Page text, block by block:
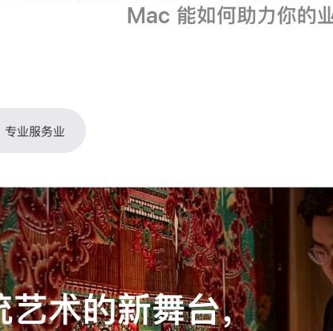
Mac 能如何助力你的
专业服务业
术的新舞台，
上，